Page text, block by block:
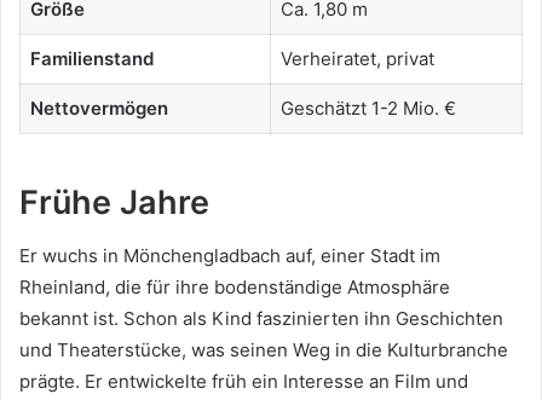
Größe Ca. 1,80 m
Familienstand Verheiratet, privat
Nettovermögen Geschätzt 1-2 Mio. €
Frühe Jahre
Er wuchs in Mönchengladbach auf, einer Stadt im
Rheinland, die für ihre bodenständige Atmosphäre
bekannt ist. Schon als Kind faszinierten ihn Geschichten
und Theaterstücke, was seinen Weg in die Kulturbranche
prägte. Er entwickelte früh ein Interesse an Film und